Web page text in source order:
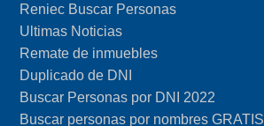
Reniec Buscar Personas
Ultimas Noticias
Remate de inmuebles
Duplicado de DNI
Buscar Personas por DNI 2022
Buscar personas por nombres GRATIS